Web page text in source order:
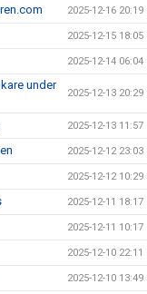
2025-12-16 20:19
2025-12-15 18:05
2025-12-14 06:04
under
2025-12-13 20:29
2025-12-13 11:57
2025-12-12 23:03
2025-12-12 10:29
2025-12-11 18:17
2025-12-11 10:17
2025-12-10 22:11
2025-12-10 13:49